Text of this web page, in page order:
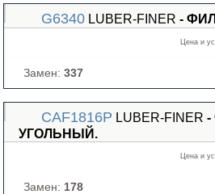
G6340 LUBER-FINER -
Цена и
Замен: 337
CAF1816P LUBER-FINER -
УГОЛЬНЫЙ.
Цена и
Замен: 178